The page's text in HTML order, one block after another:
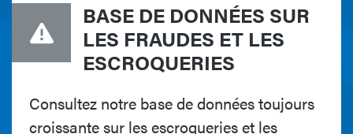
BASE DE DONNÉES SUR
LES FRAUDES ET LES
ESCROQUERIES
Consultez notre base de données toujours
croissante sur les escroqueries et les